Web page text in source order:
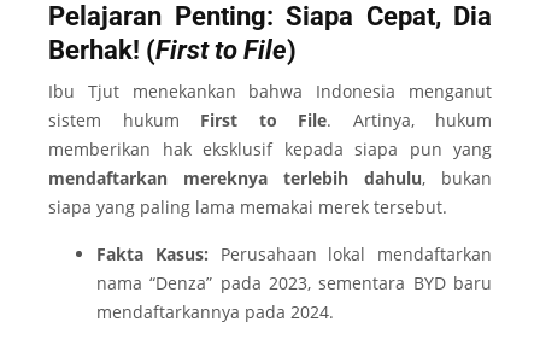
Pelajaran Penting: Siapa Cepat, Dia
Berhak! (First to File)
Ibu Tjut menekankan bahwa Indonesia menganut
sistem hukum First to File. Artinya, hukum
memberikan hak eksklusif kepada siapa pun yang
mendaftarkan mereknya terlebih dahulu, bukan
siapa yang paling lama memakai merek tersebut.
Fakta Kasus: Perusahaan lokal mendaftarkan
nama “Denza” pada 2023, sementara BYD baru
mendaftarkannya pada 2024.